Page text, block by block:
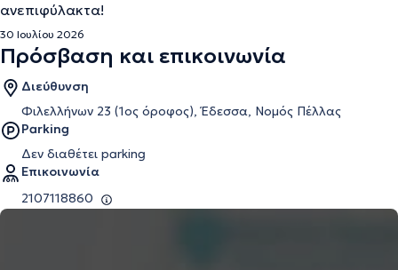
ανεπιφύλακτα!
30 Ιουλίου 2026
Πρόσβαση και επικοινωνία
Διεύθυνση
Φιλελλήνων 23 (1ος όροφος), Έδεσσα, Νομός Πέλλας
Parking
Δεν διαθέτει parking
Επικοινωνία
2107118860